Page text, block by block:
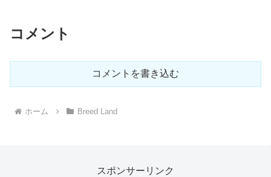
コメント
コメントを書き込む
ホーム Breed Land
スポンサーリンク